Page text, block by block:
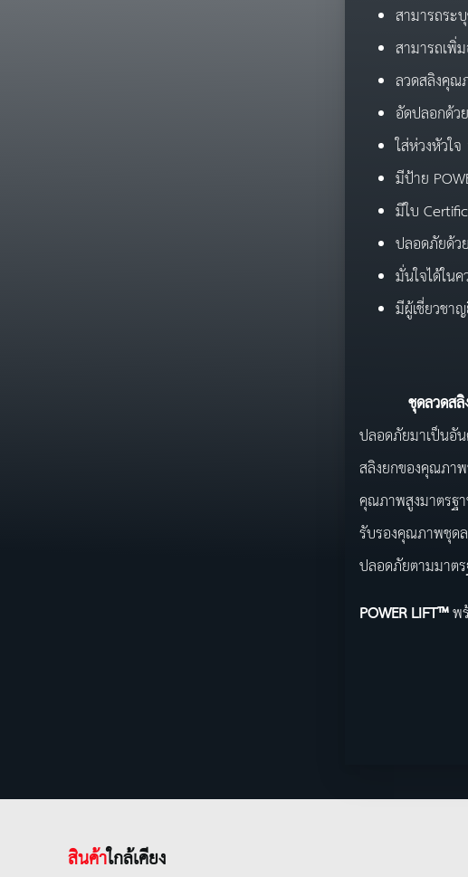
สามารถระ
สามารถเพิ่
ลวดสลิงคุณ
อัดปลอกด้ว
ใส่ห่วงหัวใ
มีป้าย
มีใบ
ปลอดภัยด้ว
มั่นใจได้ใน
มีผู้เชี่ยวชา
ชุดลวดสลิง
ปลอดภัยมาเป็นอั
สลิงยกของคุณภา
คุณภาพสูงมาตรฐ
รับรองคุณภาพชุด
ปลอดภัยตามมาต
POWER LIFT™พ
สินค้าใกล้เคียง